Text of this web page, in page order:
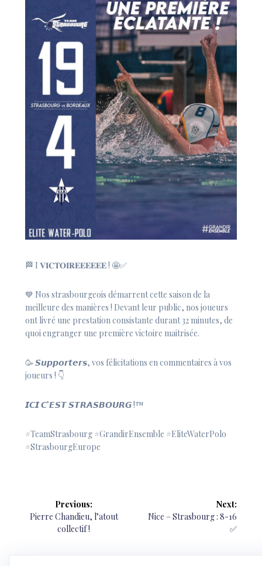
🏁 I 𝐕𝐈𝐂𝐓𝐎𝐈𝐑𝐄𝐄𝐄𝐄𝐄𝐄 ! 🤩✅
💙 Nos strasbourgeois démarrent cette saison de la
meilleure des manières ! Devant leur public, nos joueurs
ont livré une prestation consistante durant 32 minutes, de
quoi engranger une première victoire maitrisée.
🥳 𝙎𝙪𝙥𝙥𝙤𝙧𝙩𝙚𝙧𝙨, vos félicitations en commentaires à vos
joueurs ! 👇
𝙄𝘾𝙄 𝘾’𝙀𝙎𝙏 𝙎𝙏𝙍𝘼𝙎𝘽𝙊𝙐𝙍𝙂 !™️
#TeamStrasbourg #GrandirEnsemble #EliteWaterPolo
#StrasbourgEurope
Navigation
Previous:
Previous
Pierre Chandieu, l’atout
collectif !
Next:
Next
Nice – Strasbourg : 8-16
✅